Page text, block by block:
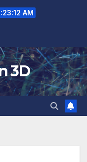
AM
3D